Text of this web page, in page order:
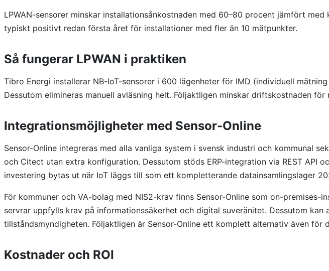
LPWAN-sensorer minskar installationsånkostnaden med 60–80 procent jämfört
typiskt positivt redan första året för installationer med fler än 10 mätpunkter.
Så fungerar LPWAN i praktiken
Tibro Energi installerar NB-IoT-sensorer i 600 lägenheter för IMD (individuell
Dessutom elimineras manuell avläsning helt. Följaktligen minskar driftskostnaden
Integrationsmöjligheter med Sensor-Online
Sensor-Online integreras med alla vanliga system i svensk industri och kommunal
och Citect utan extra konfiguration. Dessutom stöds ERP-integration via REST
investering bytas ut när IoT läggs till som ett kompletterande datainsamlingslager
För kommuner och VA-bolag med NIS2-krav finns Sensor-Online som on-
servrar uppfylls krav på informationssäkerhet och digital suveränitet. Dessutom
tillståndsmyndigheten. Följaktligen är Sensor-Online ett komplett alternativ även för
Kostnader och ROI